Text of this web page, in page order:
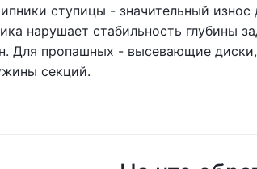
ступицы - значительный износ
нарушает стабильность глубины
Для пропашных - высевающие
секций.